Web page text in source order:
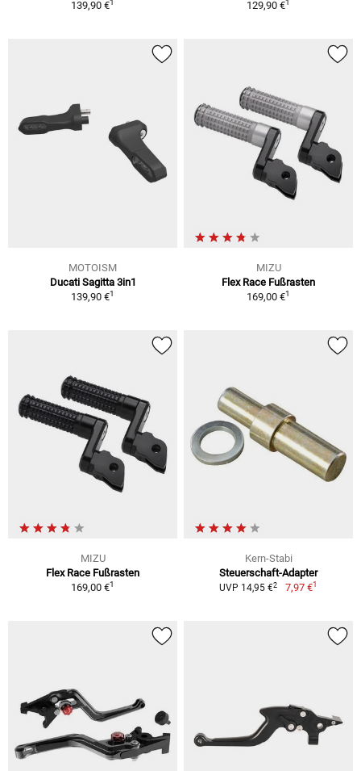
139,90 €1
129,90 €1
MOTOISM
Ducati Sagitta 3in1
139,90 €1
MIZU
Flex Race Fußrasten
169,00 €1
MIZU
Flex Race Fußrasten
169,00 €1
Kern-Stabi
Steuerschaft-Adapter
UVP 14,95 €2 7,97 €1